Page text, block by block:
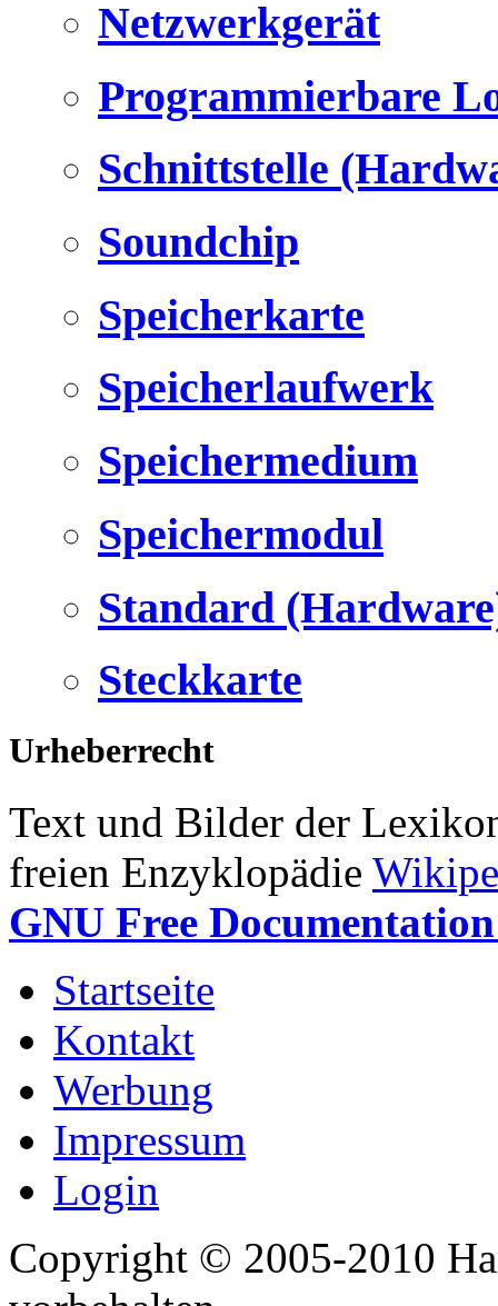
Netzwerkgerät
Programmierbare
Schnittstelle
Soundchip
Speicherkarte
Speicherlaufwerk
Speichermedium
Speichermodul
Standard
Steckkarte
Urheberrecht
Text und Bilder der
freien Enzyklopädie
GNU Free
Startseite
Kontakt
Werbung
Impressum
Login
Copyright © 2005-2010